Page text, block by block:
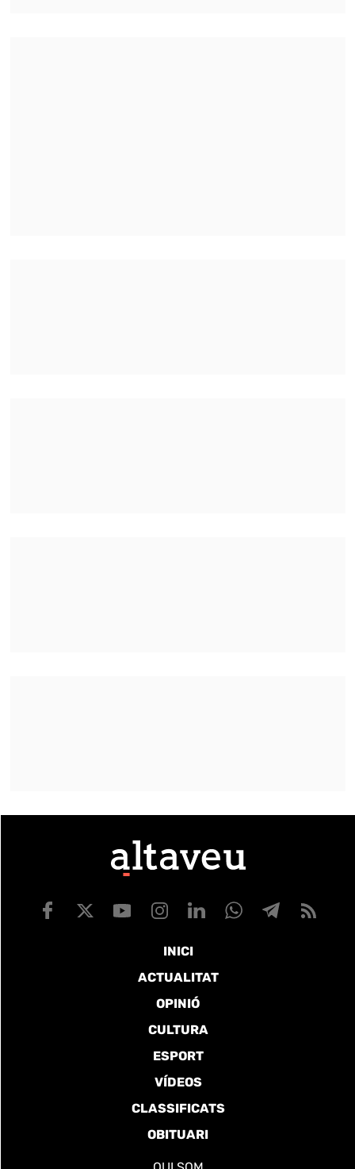
INICI
ACTUALITAT
OPINIÓ
CULTURA
ESPORT
VÍDEOS
CLASSIFICATS
OBITUARI